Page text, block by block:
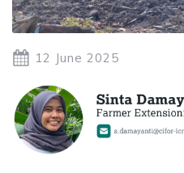
12 June 2025